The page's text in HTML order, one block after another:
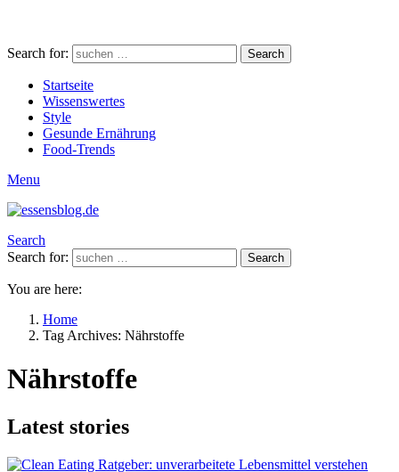
Search for: Search
Startseite
Wissenswertes
Style
Gesunde Ernährung
Food-Trends
Menu
Search
Search for:
Search
You are here:
Home
Tag Archives: Nährstoffe
Nährstoffe
Latest stories